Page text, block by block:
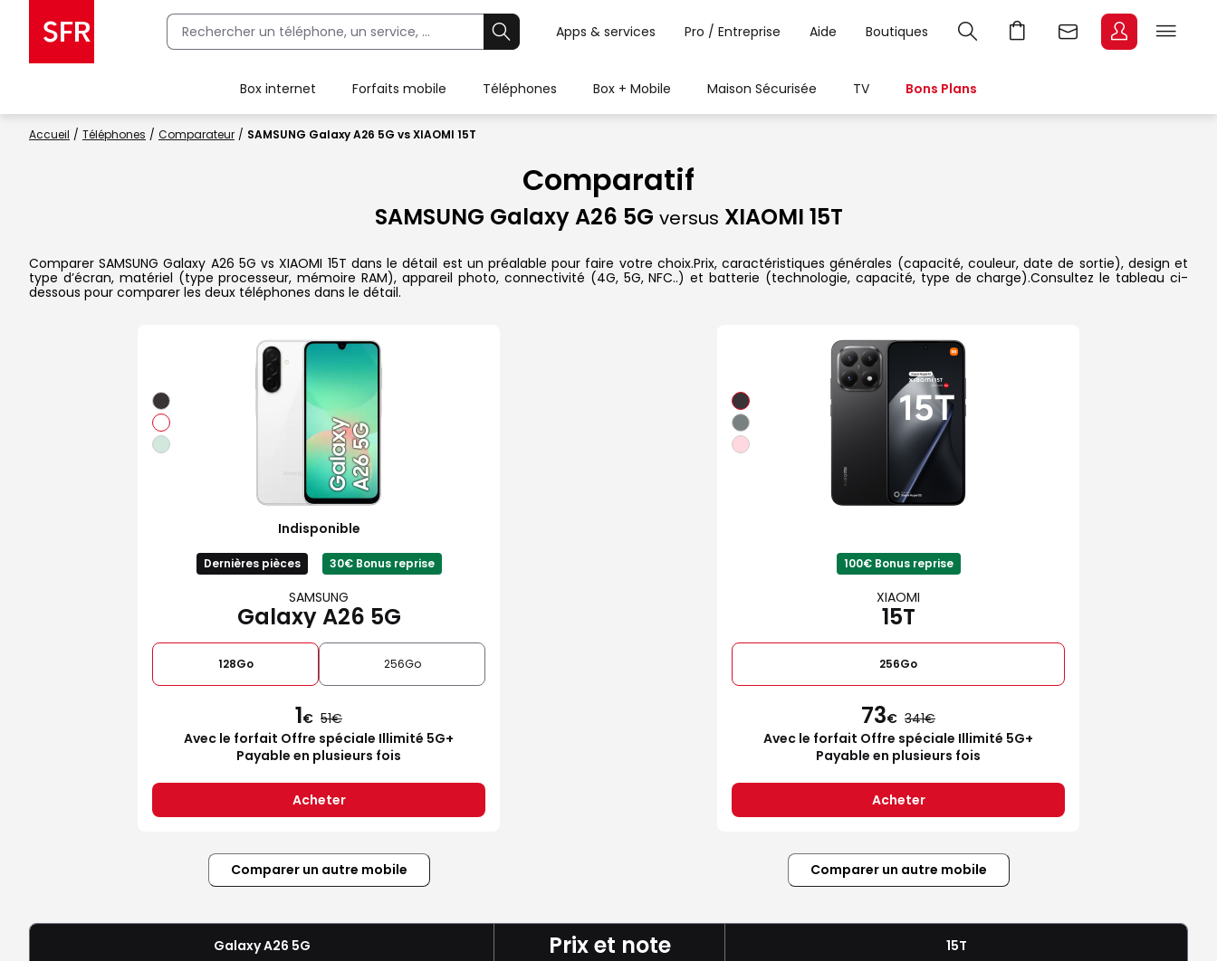
Apps & services Pro / Entreprise Aide Boutiques
Box internet Forfaits mobile Téléphones Box + Mobile Maison Sécurisée TV Bons Plans
Accueil Téléphones Comparateur SAMSUNG Galaxy A26 5G vs XIAOMI 15T
Comparatif
SAMSUNG Galaxy A26 5G versus XIAOMI 15T
Comparer SAMSUNG Galaxy A26 5G vs XIAOMI 15T dans le détail est un préalable pour faire votre choix.Prix, caractéristiques générales (capacité, couleur, date de sortie), design et
type d’écran, matériel (type processeur, mémoire RAM), appareil photo, connectivité (4G, 5G, NFC..) et batterie (technologie, capacité, type de charge).Consultez le tableau ci-
dessous pour comparer les deux téléphones dans le détail.
Indisponible
Dernières pièces 30€ Bonus reprise
SAMSUNG
Galaxy A26 5G
128Go 256Go
1€ 51
Avec le forfait Offre spéciale Illimité 5G+
Payable en plusieurs fois
Acheter
100€ Bonus reprise
XIAOMI
15T
256Go
73€ 341
Avec le forfait Offre spéciale Illimité 5G+
Payable en plusieurs fois
Acheter
Comparer un autre mobile Comparer un autre mobile
Galaxy A26 5G Prix et note 15T